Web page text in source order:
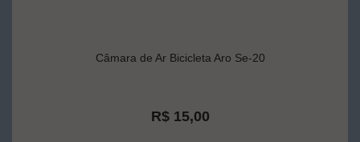
Câmara de Ar Bicicleta Aro Se-20
R$ 15,00